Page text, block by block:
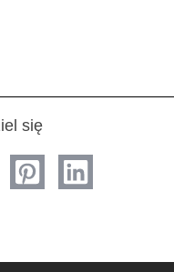
się